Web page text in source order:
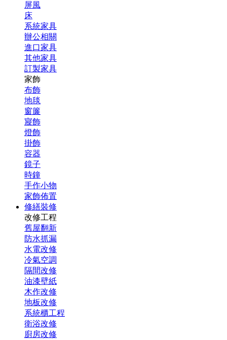
屏風
床
系統家具
辦公相關
進口家具
其他家具
訂製家具
家飾
布飾
地毯
窗簾
寢飾
燈飾
掛飾
容器
鏡子
時鐘
手作小物
家飾佈置
修繕裝修
改修工程
舊屋翻新
防水抓漏
水電改修
冷氣空調
隔間改修
油漆壁紙
木作改修
地板改修
系統櫃工程
衛浴改修
廚房改修